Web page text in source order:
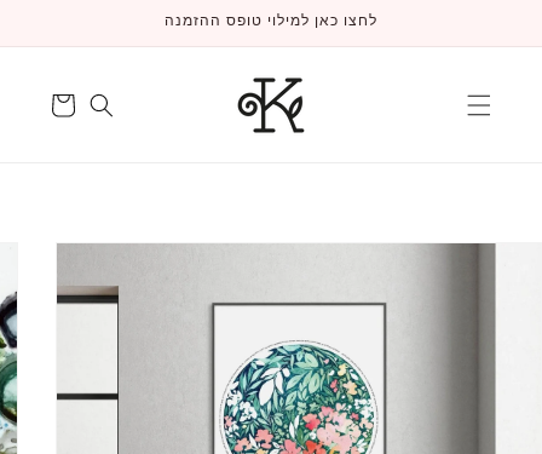
לחצו כאן למילוי טופס ההזמנה
עגלה
למידע